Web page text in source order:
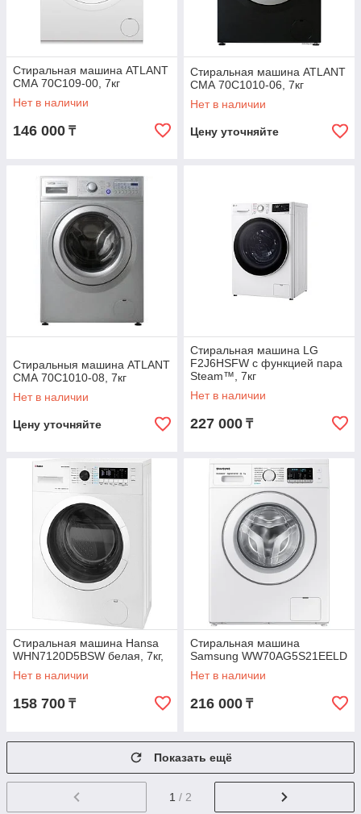
Стиральная машина ATLANT
СМА 70С109-00, 7кг
Нет в наличии
146 000 ₸
Стиральная машина ATLANT
СМА 70С1010-06, 7кг
Нет в наличии
Цену уточняйте
Стиральныя машина ATLANT
СМА 70С1010-08, 7кг
Нет в наличии
Цену уточняйте
Стиральная машина LG
F2J6HSFW с функцией пара
Steam™, 7кг
Нет в наличии
227 000 ₸
Стиральная машина Hansa
WHN7120D5BSW белая, 7кг,
Нет в наличии
158 700 ₸
Стиральная машина
Samsung WW70AG5S21EELD
Нет в наличии
216 000 ₸
Показать ещё
1 / 2